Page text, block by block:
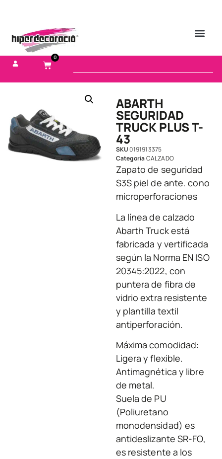
0
ABARTH
SEGURIDAD
TRUCK PLUS T-
43
SKU0191913375
CategoríaCALZADO
Zapato de seguridad
S3S piel de ante. cono
microperforaciones
La línea de calzado
Abarth Truck está
fabricada y vertificada
según la Norma EN ISO
20345:2022, con
puntera de fibra de
vidrio extra resistente
y plantilla textil
antiperforación.
Máxima comodidad:
Ligera y flexible.
Antimagnética y libre
de metal.
Suela de PU
(Poliuretano
monodensidad) es
antideslizante SR-FO,
es resistente a los